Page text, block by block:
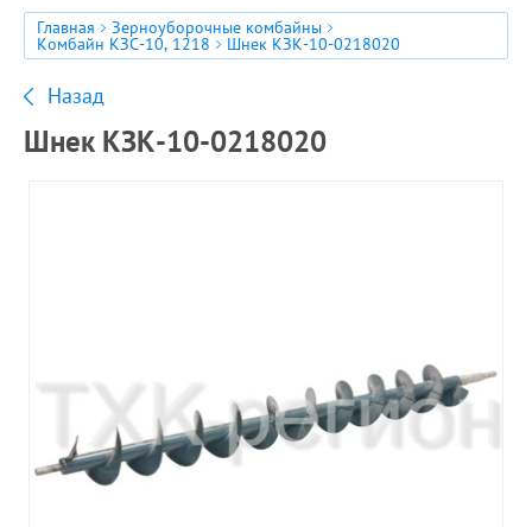
Главная Зерноуборочные комбайны
Комбайн КЗС-10, 1218 Шнек КЗК-10-0218020
Назад
Шнек КЗК-10-0218020